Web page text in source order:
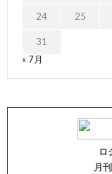
24 25
31
« 7月
ロ
月